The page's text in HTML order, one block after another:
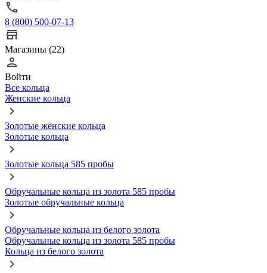
8 (800) 500-07-13
Магазины (22)
Войти
Все кольца
Женские кольца
Золотые женские кольца
Золотые кольца
Золотые кольца 585 пробы
Обручальные кольца из золота 585 пробы
Золотые обручальные кольца
Обручальные кольца из белого золота
Обручальные кольца из золота 585 пробы
Кольца из белого золота